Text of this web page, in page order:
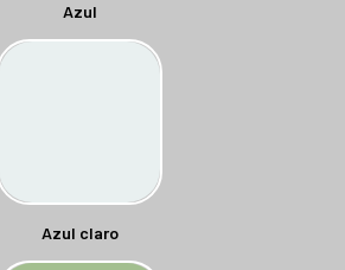
Azul
Azul claro